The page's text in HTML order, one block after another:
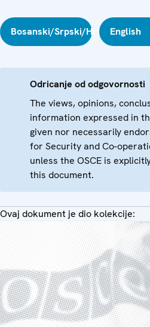
Bosanski/Srpski/HrvatskiEnglish
Odricanje od odgovornosti
The views, opinions,
information expressed in
given nor necessarily
for Security and Co-
unless the OSCE is
this document.
Ovaj dokument je dio kolekcije: